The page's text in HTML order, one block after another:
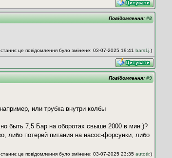
Повідомлення: #8
це повідомлення було змінене: 03-07-2025 19:41 bars1j.)
Повідомлення: #9
или трубка внутри колбы
быть 7,5 Бар на оборотах свыше 2000 в мин.)?
либо потерей питания на насос-форсунки, либо
це повідомлення було змінене: 03-07-2025 23:35 autotir.)